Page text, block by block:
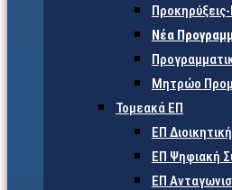
Νέα
Μητρώο
Τομεακά ΕΠ
ΕΠ
ΕΠ Ψηφιακή
ΕΠ